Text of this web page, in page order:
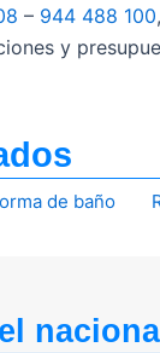
– 944 488 100
y
de baño
nacional